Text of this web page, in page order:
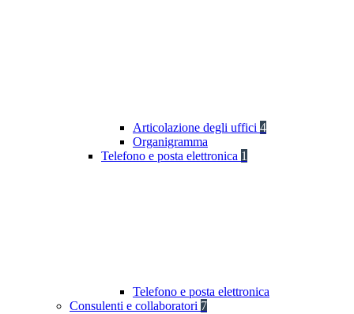
Articolazione degli uffici 4
Organigramma
Telefono e posta elettronica 1
Telefono e posta elettronica
Consulenti e collaboratori 7